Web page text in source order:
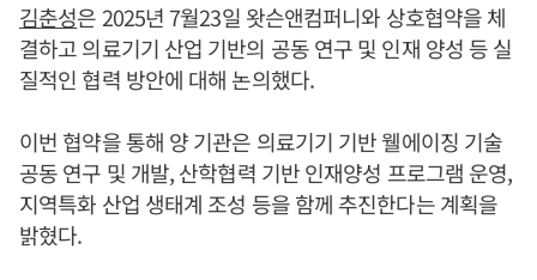
김춘성은 2025년 7월23일 왓슨앤컴퍼니와 상호협약을 체
결하고 의료기기 산업 기반의 공동 연구 및 인재 양성 등 실
질적인 협력 방안에 대해 논의했다.
이번 협약을 통해 양 기관은 의료기기 기반 웰에이징 기술
공동 연구 및 개발, 산학협력 기반 인재양성 프로그램 운영,
지역특화 산업 생태계 조성 등을 함께 추진한다는 계획을
밝혔다.